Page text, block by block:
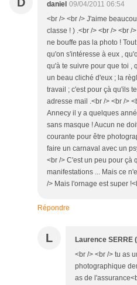
daniel 09/04/2011 06:54
<br /> <br /> J'aime
classe ! ) .<br /> <br /> <br /
ne bouffe pas la photo !
qu'on s'intéresse à eux ,
qu'à te suivre pour que toi ,
un beau cliché d'eux ; la
travail ; c'est pour çà qu'ils
adresse mail .<br /> <br />
Annecy il y a quelques
sans masque ! Aucun ne
courante pour être
faire un carnaval avec un
<br /> C'est un peu pour çà
manifestations ... Mais ce
/> Mais l'ornage est super
Répondre
L Laurence SERRE
<br /> <br /> tu as
photographique
as de